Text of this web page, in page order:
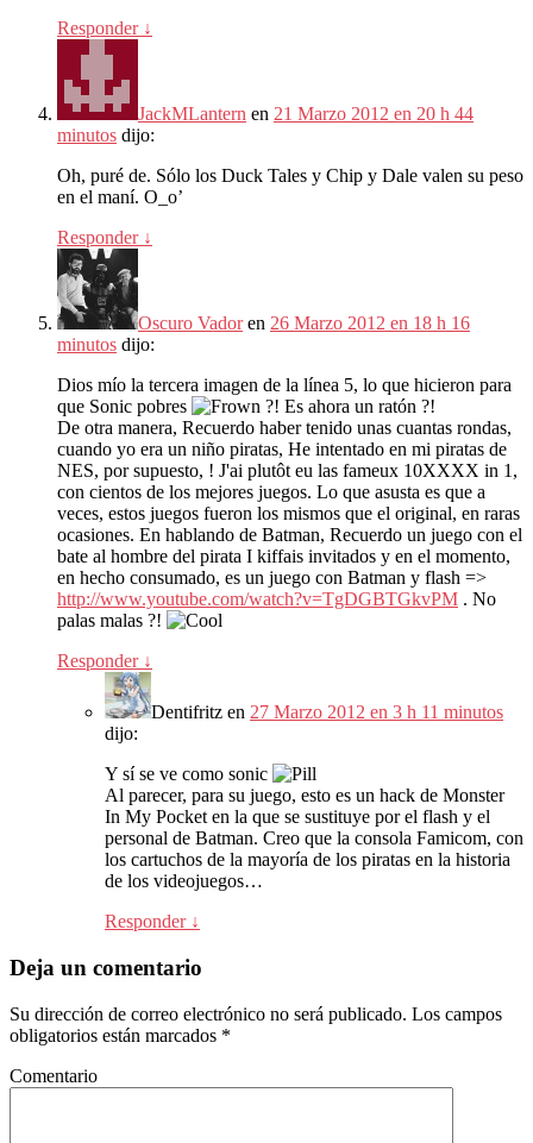
Responder ↓
JackMLantern en 21 Marzo 2012 en 20 h 44
minutos dijo:
Oh, puré de. Sólo los Duck Tales y Chip y Dale valen su peso
en el maní. O_o’
Responder ↓
Oscuro Vadoren 26 Marzo 2012 en 18 h 16
minutos dijo:
Dios mío la tercera imagen de la línea 5, lo que hicieron para
que Sonic pobres
?! Es ahora un ratón ?!
De otra manera, Recuerdo haber tenido unas cuantas rondas,
cuando yo era un niño piratas, He intentado en mi piratas de
NES, por supuesto, ! J'ai plutôt eu las fameux 10XXXX in 1,
con cientos de los mejores juegos. Lo que asusta es que a
veces, estos juegos fueron los mismos que el original, en raras
ocasiones. En hablando de Batman, Recuerdo un juego con el
bate al hombre del pirata I kiffais invitados y en el momento,
en hecho consumado, es un juego con Batman y flash =>
http://www.youtube.com/watch?v=TgDGBTGkvPM . No
palas malas ?!
Responder ↓
Dentifritz en 27 Marzo 2012 en 3 h 11 minutos
dijo:
Y sí se ve como sonic
Al parecer, para su juego, esto es un hack de Monster
In My Pocket en la que se sustituye por el flash y el
personal de Batman. Creo que la consola Famicom, con
los cartuchos de la mayoría de los piratas en la historia
de los videojuegos…
Responder ↓
Deja un comentario
Su dirección de correo electrónico no será publicado. Los campos
obligatorios están marcados *
Comentario